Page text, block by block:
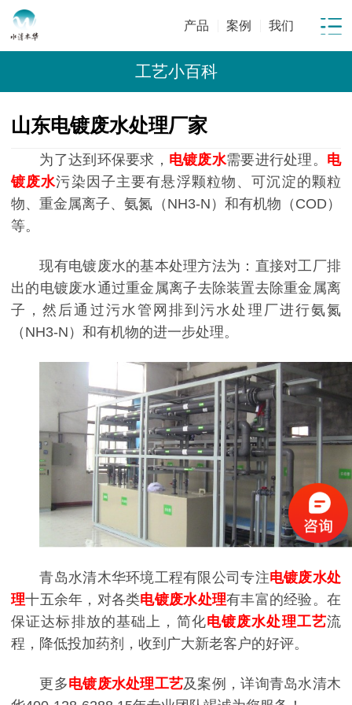
产品 案例 我们
工艺小百科
山东电镀废水处理厂家
为了达到环保要求， 电镀废水需要进行处理。 电
镀废水污染因子主要有悬浮颗粒物、可沉淀的颗粒
物、重金属离子、氨氮（NH3-N）和有机物（COD）
等。
现有电镀废水的基本处理方法为：直接对工厂排
出的电镀废水通过重金属离子去除装置去除重金属离
子，然后通过污水管网排到污水处理厂进行氨氮
（NH3-N）和有机物的进一步处理。
青岛水清木华环境工程有限公司专注电镀废水处
理十五余年，对各类电镀废水处理有丰富的经验。在
保证达标排放的基础上，简化电镀废水处理工艺流
程，降低投加药剂，收到广大新老客户的好评。
更多电镀废水处理工艺及案例，详询青岛水清木